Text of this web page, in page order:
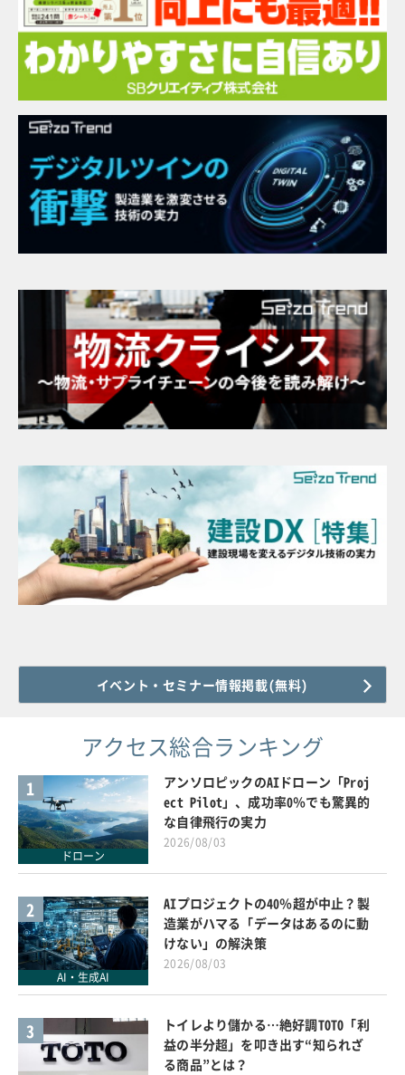
イベント・セミナー情報掲載(無料)
アクセス総合ランキング
1
ドローン
アンソロピックのAIドローン「Proj
ect Pilot」、成功率0％でも驚異的
な自律飛行の実力
2026/08/03
2
AI・生成AI
AIプロジェクトの40％超が中止？製
造業がハマる「データはあるのに動
けない」の解決策
2026/08/03
3
トイレより儲かる…絶好調TOTO「利
益の半分超」を叩き出す“知られざ
る商品”とは？